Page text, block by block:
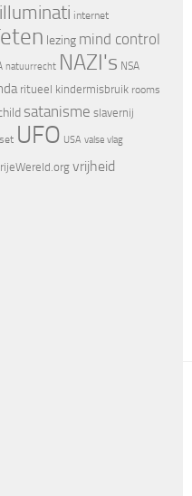
illuminati internet
lezing mind control
natuurrecht NAZI's NSA
ritueel kindermisbruik rooms
satanisme slavernij
UFO USA valse vlag
vrijheid